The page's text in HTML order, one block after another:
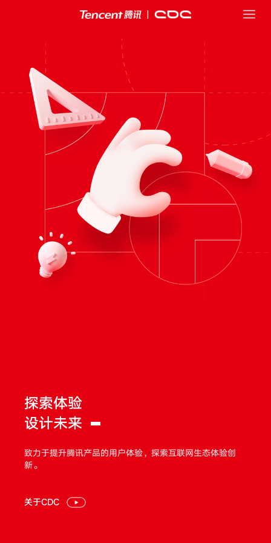
探索体验
设计未来
致力于提升腾讯产品的用户体验，探索互联网生态体验创
新。
关于CDC